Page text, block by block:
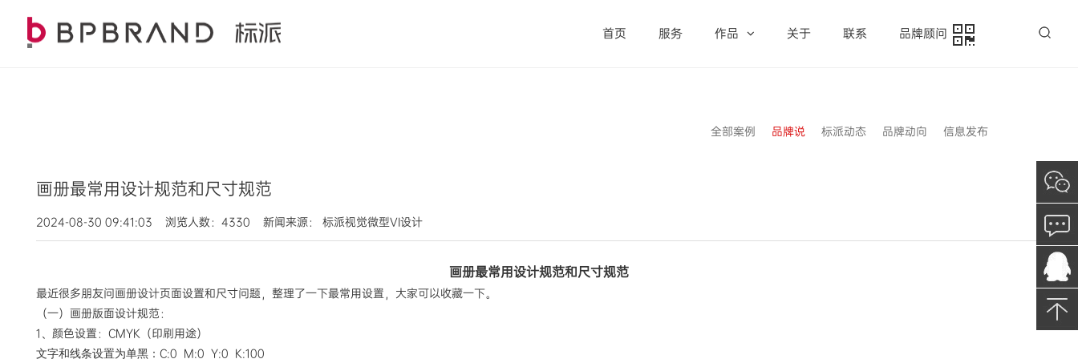
首页 服务 作品 关于 联系 品牌顾问
全部案例 品牌说 标派动态 品牌动向 信息发布
画册最常用设计规范和尺寸规范
2024-08-30 09:41:03 浏览人数：4330 新闻来源： 标派视觉微型VI设计
画册最常用设计规范和尺寸规范
最近很多朋友问画册设计页面设置和尺寸问题，整理了一下最常用设置，大家可以收藏一下。
（一）画册版面设计规范：
1、颜色设置：CMYK（印刷用途）
文字和线条设置为单黑： C:0 M:0 Y:0 K:100